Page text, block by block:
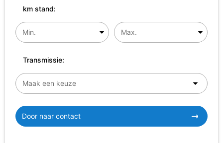
km stand:
Transmissie:
Door naar contact